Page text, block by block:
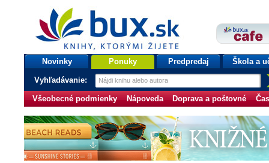
bux.sk
knihy, ktorými žijete
Úvodná stránka
Novinky Ponuky Predpredaj Škola a
Vyhľadávanie:
Všeobecné podmienky Nápoveda Doprava a poštovné